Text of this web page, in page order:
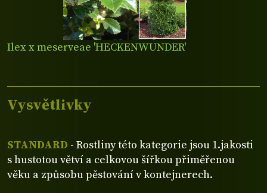
Ilex x meserveae 'HECKENWUNDER'
Vysvětlivky
STANDARD - Rostliny této kategorie jsou 1.jakosti
s hustotou větví a celkovou šířkou přiměřenou
věku a způsobu pěstování v kontejnerech.